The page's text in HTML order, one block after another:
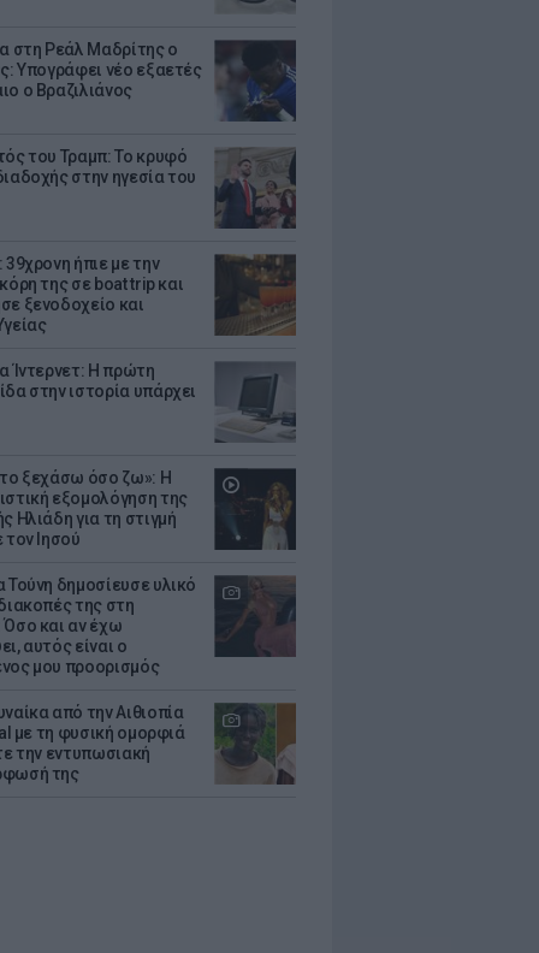
στη Ρεάλ Μαδρίτης ο
Υπογράφει νέο εξαετές
ο Βραζιλιάνος
του Τραμπ: Το κρυφό
στην ηγεσία του
39χρονη ήπιε με την
της σε boat trip και
ξενοδοχείο και
Ίντερνετ: Η πρώτη
στην ιστορία υπάρχει
ξεχάσω όσο ζω»: Η
εξομολόγηση της
Ηλιάδη για τη στιγμή
τον Ιησού
Τούνη δημοσίευσε υλικό
της στη
Όσο και αν έχω
αυτός είναι ο
μου προορισμός
από την Αιθιοπία
με τη φυσική ομορφιά
την εντυπωσιακή
της